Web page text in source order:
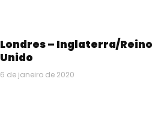
Londres – Inglaterra/Reino
Unido
6 de janeiro de 2020